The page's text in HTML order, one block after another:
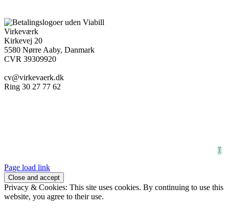
Virkeværk
Kirkevej 20
5580 Nørre Aaby, Danmark
CVR 39309920
cv@virkevaerk.dk
Ring 30 27 77 62
0
Page load link
Privacy & Cookies: This site uses cookies. By continuing to use this
website, you agree to their use.